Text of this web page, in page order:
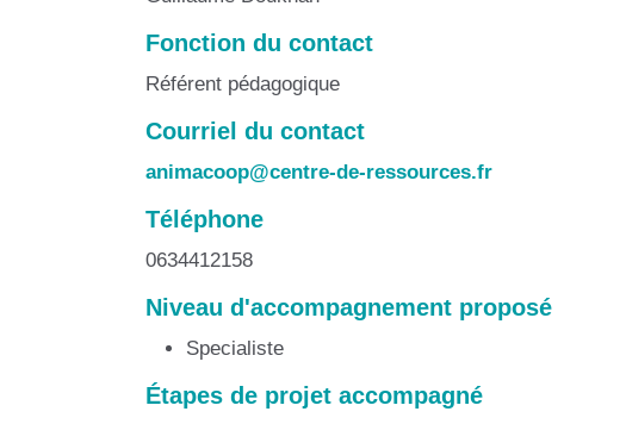
Fonction du contact
Référent pédagogique
Courriel du contact
animacoop@centre-de-ressources.fr
Téléphone
0634412158
Niveau d'accompagnement proposé
Specialiste
Étapes de projet accompagné